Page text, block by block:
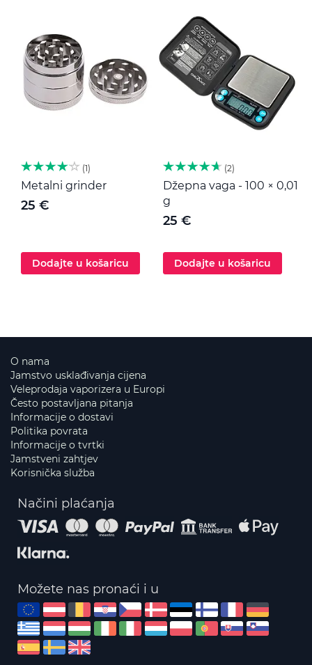
1
Metalni grinder
25 €
Dodajte u košaricu
2
Džepna vaga - 100 × 0,01
g
25 €
Dodajte u košaricu
O nama
Jamstvo usklađivanja cijena
Veleprodaja vaporizera u Europi
Često postavljana pitanja
Informacije o dostavi
Politika povrata
Informacije o tvrtki
Jamstveni zahtjev
Korisnička služba
Načini plaćanja
Možete nas pronaći i u